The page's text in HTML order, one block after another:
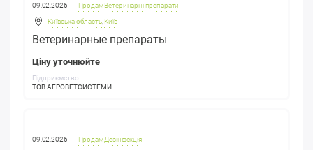
09.02.2026 Продам Ветеринарні препарати
Київська область, Київ
Ветеринарные препараты
Ціну уточнюйте
Підприємство:
ТОВ АГРОВЕТСИСТЕМИ
09.02.2026 Продам Дезінфекція